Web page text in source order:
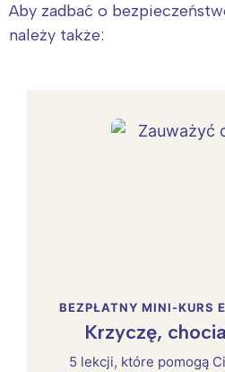
Aby zadbać o
należy także:
BEZPŁATNY MINI-KURS
Krzyczę,
5 lekcji, które pomogą